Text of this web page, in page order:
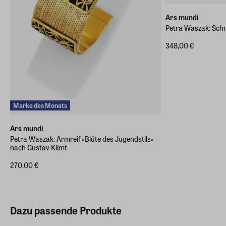
Marke des Monats
Ars mundi
Petra Waszak: Armreif »Blüte des Jugendstils« -
nach Gustav Klimt
270,00 €
Ars mundi
Petra Waszak:
348,00 €
Dazu passende Produkte